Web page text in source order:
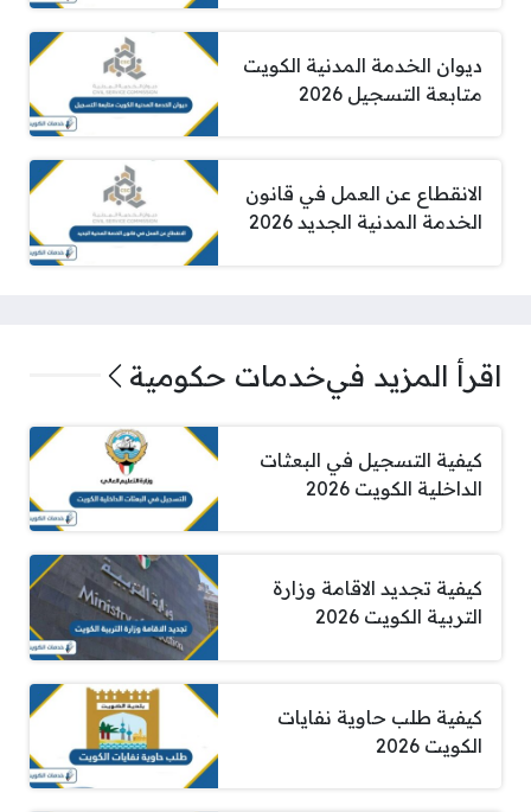
ديوان الخدمة المدنية الكويت
متابعة التسجيل 2026
الانقطاع عن العمل في قانون
الخدمة المدنية الجديد 2026
اقرأ المزيد فيخدمات حكومية
كيفية التسجيل في البعثات
الداخلية الكويت 2026
كيفية تجديد الاقامة وزارة
التربية الكويت 2026
كيفية طلب حاوية نفايات
الكويت 2026